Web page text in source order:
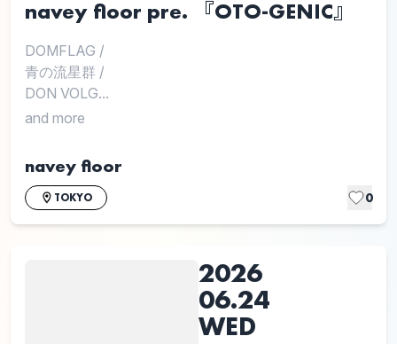
navey floor pre. 『OTO-GENIC』
DOMFLAG /
青の流星群 /
DON VOLG...
and more
navey floor
TOKYO 0
2026
06.24
WED